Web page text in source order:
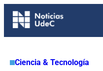
Saltar
Ciencia & Tecnología